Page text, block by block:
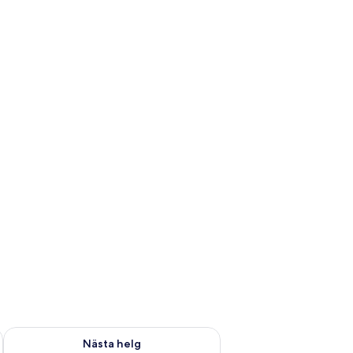
aug. 14 - aug. 16
Nästa helg
Kontrollera tillgängligheten för nästa helg aug. 21 - aug. 23